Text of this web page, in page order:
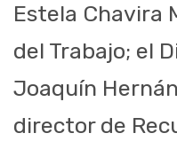
Estela Chavira
del Trabajo; el
Joaquín
director de